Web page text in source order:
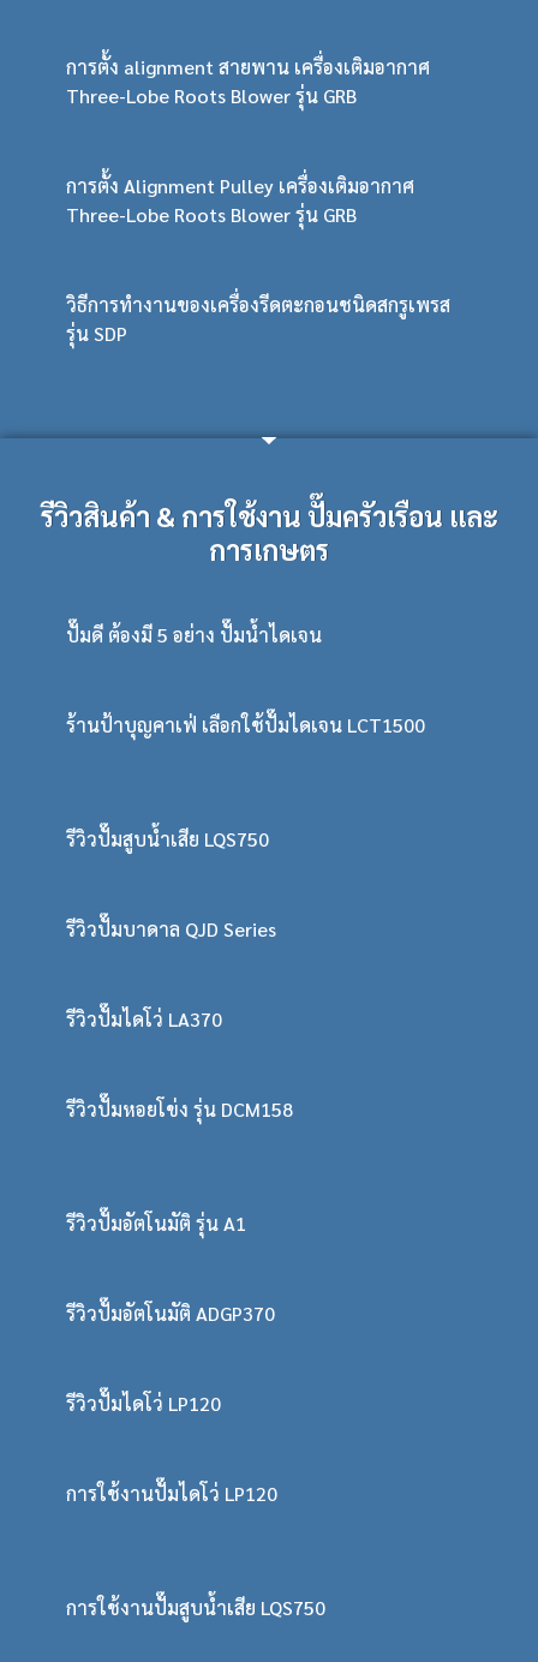
การตั้ง alignment สายพาน เครื่องเติมอากาศ
Three-Lobe Roots Blower รุ่น GRB
การตั้ง Alignment Pulley เครื่องเติมอากาศ
Three-Lobe Roots Blower รุ่น GRB
วิธีการทำงานของเครื่องรีดตะกอนชนิดสกรูเพรส
รุ่น SDP
รีวิวสินค้า & การใช้งาน ปั๊มครัวเรือน และ
การเกษตร
ปั๊มดี ต้องมี 5 อย่าง ปั๊มน้ำไดเจน
ร้านป้าบุญคาเฟ่ เลือกใช้ปั๊มไดเจน LCT1500
รีวิวปั๊มสูบน้ำเสีย LQS750
รีวิวปั๊มบาดาล QJD Series
รีวิวปั๊มไดโว่ LA370
รีวิวปั๊มหอยโข่ง รุ่น DCM158
รีวิวปั๊มอัตโนมัติ รุ่น A1
รีวิวปั๊มอัตโนมัติ ADGP370
รีวิวปั๊มไดโว่ LP120
การใช้งานปั๊มไดโว่ LP120
การใช้งานปั๊มสูบน้ำเสีย LQS750